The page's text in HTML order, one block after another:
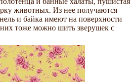
животных. Из нее получаются
и байка имеют на поверхности
тоже можно шить зверушек с